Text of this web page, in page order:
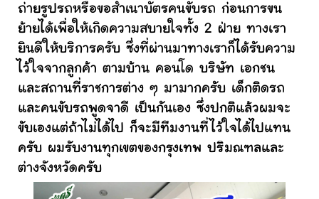
ถ่ายรูปรถหรือขอสำเนาบัตรคนขับรถ ก่อนการขน
ย้ายได้เพื่อให้เกิดความสบายใจทั้ง 2 ฝ่าย ทางเรา
ยินดีให้บริการครับ ซึ่งที่ผ่านมาทางเราก็ได้รับความ
ไว้ใจจากลูกค้า ตามบ้าน คอนโด บริษัท เอกชน
และสถานที่ราชการต่าง ๆ มามากครับ เด็กติดรถ
และคนขับรถพูดจาดี เป็นกันเอง ซึ่งปกติแล้วผมจะ
ขับเองแต่ถ้าไม่ได้ไป ก็จะมีทีมงานที่ไว้ใจได้ไปแทน
ครับ ผมรับงานทุกเขตของกรุงเทพ ปริมณฑลและ
ต่างจังหวัดครับ